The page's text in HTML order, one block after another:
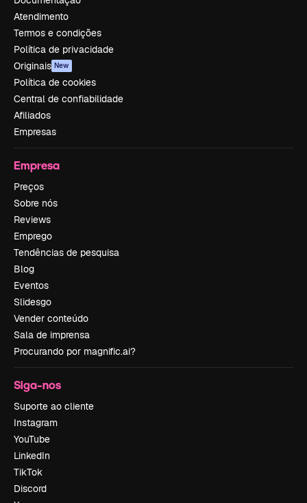
Atendimento
Termos e condições
Política de privacidade
Originais New
Política de cookies
Central de confiabilidade
Afiliados
Empresas
Empresa
Preços
Sobre nós
Reviews
Emprego
Tendências de pesquisa
Blog
Eventos
Slidesgo
Vender conteúdo
Sala de imprensa
Procurando por magnific.ai?
Siga-nos
Suporte ao cliente
Instagram
YouTube
LinkedIn
TikTok
Discord